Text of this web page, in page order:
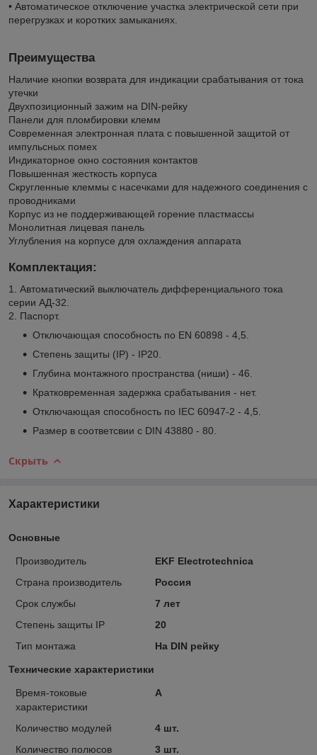
• Автоматическое отключение участка электрической сети при
перегрузках и коротких замыканиях.
Преимущества
Наличие кнопки возврата для индикации срабатывания от тока
утечки
Двухпозиционный зажим на DIN-рейку
Панели для пломбировки клемм
Современная электронная плата с повышенной защитой от
импульсных помех
Индикаторное окно состояния контактов
Повышенная жесткость корпуса
Cкругленные клеммы с насечками для надежного соединения с
проводниками
Корпус из не поддерживающей горение пластмассы
Монолитная лицевая панель
Углубления на корпусе для охлаждения аппарата
Комплектация:
1. Автоматический выключатель дифференциального тока
серии АД-32.
2. Паспорт.
Отключающая способность по EN 60898 - 4,5.
Степень защиты (IP) - IP20.
Глубина монтажного пространства (ниши) - 46.
Кратковременная задержка срабатывания - нет.
Отключающая способность по IEC 60947-2 - 4,5.
Размер в соответсвии с DIN 43880 - 80.
Скрыть
Характеристики
Основные
Производитель
EKF Electrotechnica
Страна производитель
Россия
Срок службы
7 лет
Степень защиты IP
20
Тип монтажа
На DIN рейку
Технические характеристики
Время-токовые
характеристики
А
Количество модулей
4 шт.
Количество полюсов
3 шт.